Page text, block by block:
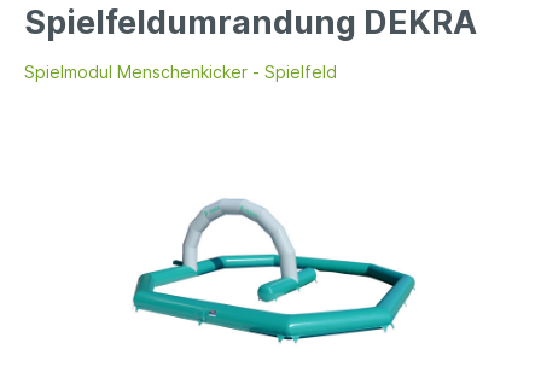
Spielfeldumrandung DEKRA
Spielmodul Menschenkicker - Spielfeld